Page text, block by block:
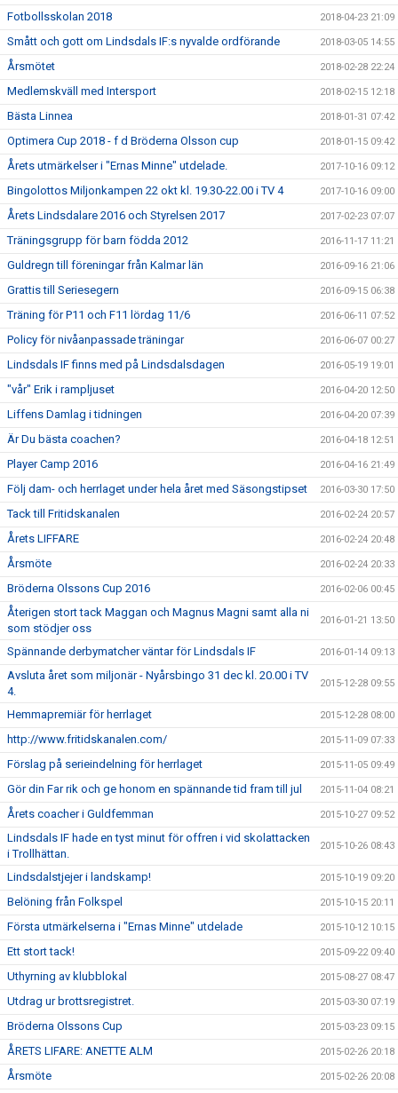
Fotbollsskolan 2018 2018-04-23 21:09
Smått och gott om Lindsdals IF:s nyvalde ordförande 2018-03-05 14:55
Årsmötet 2018-02-28 22:24
Medlemskväll med Intersport 2018-02-15 12:18
Bästa Linnea 2018-01-31 07:42
Optimera Cup 2018 - f d Bröderna Olsson cup 2018-01-15 09:42
Årets utmärkelser i "Ernas Minne" utdelade. 2017-10-16 09:12
Bingolottos Miljonkampen 22 okt kl. 19.30-22.00 i TV 4 2017-10-16 09:00
Årets Lindsdalare 2016 och Styrelsen 2017 2017-02-23 07:07
Träningsgrupp för barn födda 2012 2016-11-17 11:21
Guldregn till föreningar från Kalmar län 2016-09-16 21:06
Grattis till Seriesegern 2016-09-15 06:38
Träning för P11 och F11 lördag 11/6 2016-06-11 07:52
Policy för nivåanpassade träningar 2016-06-07 00:27
Lindsdals IF finns med på Lindsdalsdagen 2016-05-19 19:01
"vår" Erik i rampljuset 2016-04-20 12:50
Liffens Damlag i tidningen 2016-04-20 07:39
Är Du bästa coachen? 2016-04-18 12:51
Player Camp 2016 2016-04-16 21:49
Följ dam- och herrlaget under hela året med Säsongstipset 2016-03-30 17:50
Tack till Fritidskanalen 2016-02-24 20:57
Årets LIFFARE 2016-02-24 20:48
Årsmöte 2016-02-24 20:33
Bröderna Olssons Cup 2016 2016-02-06 00:45
Återigen stort tack Maggan och Magnus Magni samt alla ni
som stödjer oss
2016-01-21 13:50
Spännande derbymatcher väntar för Lindsdals IF 2016-01-14 09:13
Avsluta året som miljonär - Nyårsbingo 31 dec kl. 20.00 i TV
4.
2015-12-28 09:55
Hemmapremiär för herrlaget 2015-12-28 08:00
http://www.fritidskanalen.com/ 2015-11-09 07:33
Förslag på serieindelning för herrlaget 2015-11-05 09:49
Gör din Far rik och ge honom en spännande tid fram till jul 2015-11-04 08:21
Årets coacher i Guldfemman 2015-10-27 09:52
Lindsdals IF hade en tyst minut för offren i vid skolattacken
i Trollhättan.
2015-10-26 08:43
Lindsdalstjejer i landskamp! 2015-10-19 09:20
Belöning från Folkspel 2015-10-15 20:11
Första utmärkelserna i "Ernas Minne" utdelade 2015-10-12 10:15
Ett stort tack! 2015-09-22 09:40
Uthyrning av klubblokal 2015-08-27 08:47
Utdrag ur brottsregistret. 2015-03-30 07:19
Bröderna Olssons Cup 2015-03-23 09:15
ÅRETS LIFARE: ANETTE ALM 2015-02-26 20:18
Årsmöte 2015-02-26 20:08